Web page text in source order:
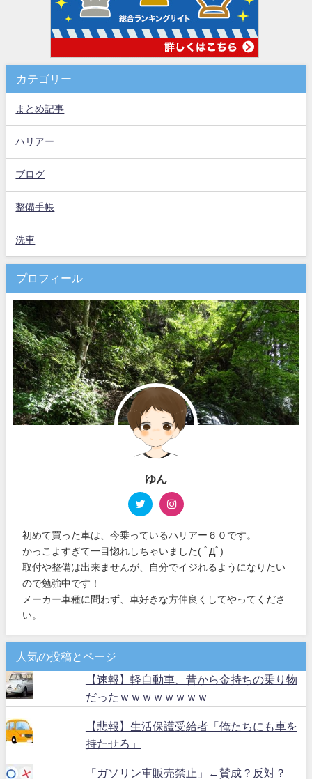
カテゴリー
まとめ記事
ハリアー
ブログ
整備手帳
洗車
プロフィール
ゆん
初めて買った車は、今乗っているハリアー６０です。
かっこよすぎて一目惚れしちゃいました( ﾟДﾟ)
取付や整備は出来ませんが、自分でイジれるようになりたい
ので勉強中です！
メーカー車種に問わず、車好きな方仲良くしてやってくださ
い。
人気の投稿とページ
【速報】軽自動車、昔から金持ちの乗り物
だったｗｗｗｗｗｗｗｗ
【悲報】生活保護受給者「俺たちにも車を
持たせろ」
「ガソリン車販売禁止」←賛成？反対？